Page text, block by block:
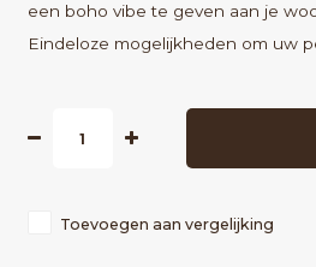
een boho vibe te geven aan je
Eindeloze mogelijkheden om uw
Toevoegen aan vergelijking